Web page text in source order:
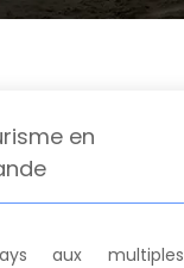
en
aux multiples